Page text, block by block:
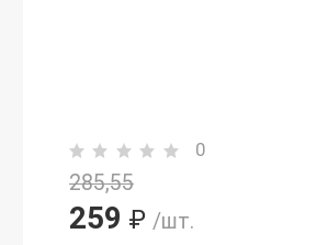
0
285,55
259 ₽ /шт.